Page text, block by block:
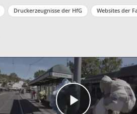
Druckerzeugnisse der HfG Websites der